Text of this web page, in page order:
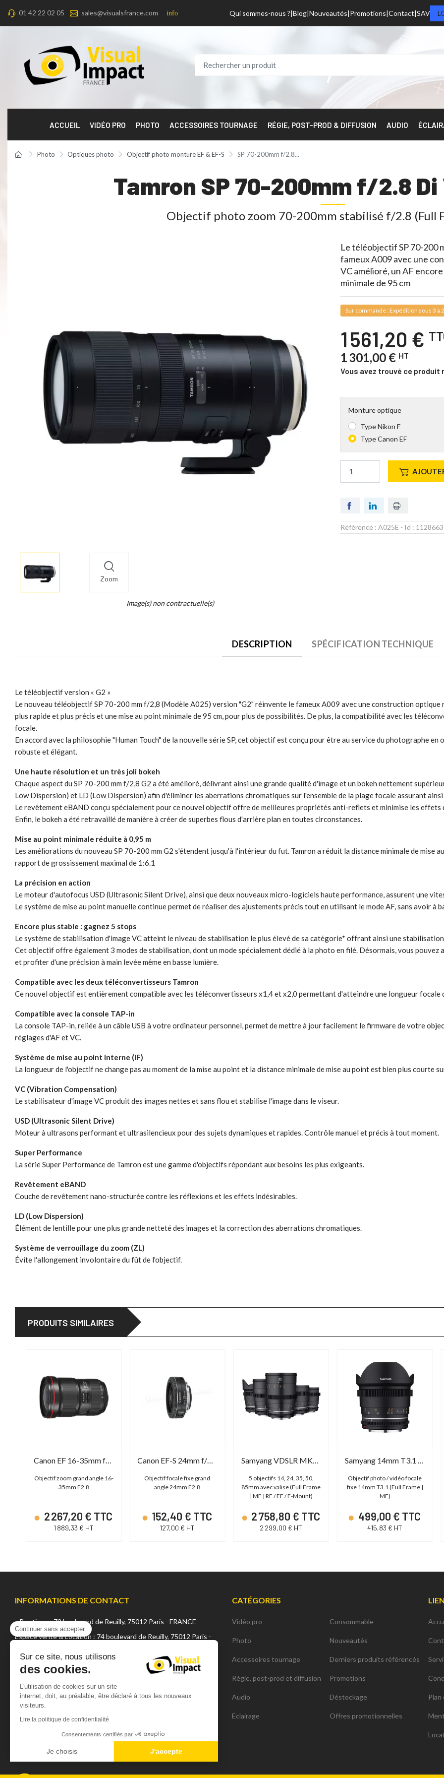
01 42 22 02 05 sales@visualsfrance.com info Qui sommes-nous ? Blog Nouveautés Promotions Contact SAV
ACCUEIL VIDÉO PRO PHOTO ACCESSOIRES TOURNAGE RÉGIE, POST-PROD & DIFFUSION AUDIO
Photo Optiques photo Objectif photo monture EF & EF-S SP 70-200mm f/2.8...
Tamron SP 70-200mm f/2.8 Di
Objectif photo zoom 70-200mm stabilisé f/2.8 (Full
Zoom
More
info
Image(s) non contractuelle(s)
Le téléobjectif SP 70-200
fameux A009 avec une
VC amélioré, un AF
minimale de 95 cm
Sur commande : Expédition sous 3 à
1 561,20 €
1 301,00 € HT
Vous avez trouvé ce produit
Monture optique
Type Nikon F
Type Canon EF
Référence : A025E - Id : 1128663
DESCRIPTION SPÉCIFICATION TECHNIQUE
Le téléobjectif version « G2 »
Le nouveau téléobjectif SP 70-200 mm f/2,8 (Modèle A025) version "G2" réinvente le fameux A009 avec une construction
plus rapide et plus précis et une mise au point minimale de 95 cm, pour plus de possibilités. De plus, la compatibilité avec les
focale.
En accord avec la philosophie "Human Touch" de la nouvelle série SP, cet objectif est conçu pour être au service du photographe
robuste et élégant.
Une haute résolution et un très joli bokeh
Chaque aspect du SP 70-200 mm f/2,8 G2 a été amélioré, délivrant ainsi une grande qualité d'image et un bokeh nettement
Low Dispersion) et LD (Low Dispersion) afin d'éliminer les aberrations chromatiques sur l'ensemble de la plage focale assurant
Le revêtement eBAND conçu spécialement pour ce nouvel objectif offre de meilleures propriétés anti-reflets et minimise les effets
Enfin, le bokeh a été retravaillé de manière à créer de superbes flous d'arrière plan en toutes circonstances.
Mise au point minimale réduite à 0,95 m
Les améliorations du nouveau SP 70-200 mm G2 s'étendent jusqu'à l'intérieur du fut. Tamron a réduit la distance minimale de mise
rapport de grossissement maximal de 1:6.1
La précision en action
Le moteur d'autofocus USD (Ultrasonic Silent Drive), ainsi que deux nouveaux micro-logiciels haute performance, assurent une
Le système de mise au point manuelle continue permet de réaliser des ajustements précis tout en utilisant le mode AF, sans avoir à
Encore plus stable : gagnez 5 stops
Le système de stabilisation d'image VC atteint le niveau de stabilisation le plus élevé de sa catégorie* offrant ainsi une
Cet objectif offre également 3 modes de stabilisation, dont un mode spécialement dédié à la photo en filé. Désormais, vous
et profiter d'une précision à main levée même en basse lumière.
Compatible avec les deux téléconvertisseurs Tamron
Ce nouvel objectif est entièrement compatible avec les téléconvertisseurs x1,4 et x2,0 permettant d'atteindre une longueur focale
Compatible avec la console TAP-in
La console TAP-in, reliée à un câble USB à votre ordinateur personnel, permet de mettre à jour facilement le firmware de votre
réglages d'AF et VC.
Système de mise au point interne (IF)
La longueur de l'objectif ne change pas au moment de la mise au point et la distance minimale de mise au point est bien plus courte
VC (Vibration Compensation)
Le stabilisateur d'image VC produit des images nettes et sans flou et stabilise l'image dans le viseur.
USD (Ultrasonic Silent Drive)
Moteur à ultrasons performant et ultrasilencieux pour des sujets dynamiques et rapides. Contrôle manuel et précis à tout moment.
Super Performance
La série Super Performance de Tamron est une gamme d'objectifs répondant aux besoins les plus exigeants.
Revêtement eBAND
Couche de revêtement nano-structurée contre les réflexions et les effets indésirables.
LD (Low Dispersion)
Élément de lentille pour une plus grande netteté des images et la correction des aberrations chromatiques.
Système de verrouillage du zoom (ZL)
Évite l'allongement involontaire du fût de l'objectif.
PRODUITS SIMILAIRES
Canon EF 16-35mm f/2.8L III USM
Objectif zoom grand angle 16-
35mm F2.8
2 267,20 € TTC
1 889,33 € HT
Canon EF-S 24mm f/2.8 STM
Objectif focale fixe grand
angle 24mm F2.8
152,40 € TTC
127,00 € HT
Samyang VDSLR MK2 Kit 5
5 objectifs 14, 24, 35, 50,
85mm avec valise (Full Frame
| MF | RF / EF / E-Mount)
2 758,80 € TTC
2 299,00 € HT
Samyang 14mm T3.1 VDSLR MK2
Objectif photo / vidéo focale
fixe 14mm T3.1 (Full Frame |
MF)
499,00 € TTC
415,83 € HT
INFORMATIONS DE CONTACT
Boutique : 72 boulevard de Reuilly, 75012 Paris - FRANCE
Espace vente & Location : 74 boulevard de Reuilly, 75012 Paris -
+33 (0) 1 42 22 02 05
sales@visualsfrance.com
Matin : de 10h à 12h15 (sauf vendredi 12h)
CATÉGORIES
Vidéo pro
Photo
Accessoires tournage
Régie, post-prod et diffusion
Audio
Eclairage
Consommable
Nouveautés
Derniers produits référencés
Promotions
Déstockage
Offres promotionnelles
Plan
Continuer sans accepter
Sur ce site, nous utilisons
des cookies.
L'utilisation de cookies sur un site
internet, doit, au préalable, être déclaré à tous les nouveaux
visiteurs.
Lire la politique de confidentialité
Consentements certifiés par
Je choisis
J'accepte